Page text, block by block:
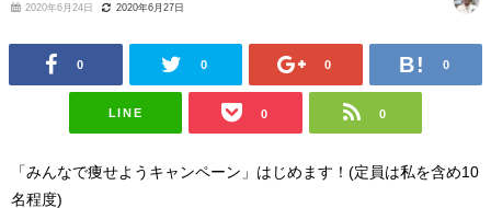
2020年6月24日 2020年6月27日
0 0 0 0
LINE 0 0
「みんなで痩せようキャンペーン」はじめます！(定員は私を含め10
名程度)